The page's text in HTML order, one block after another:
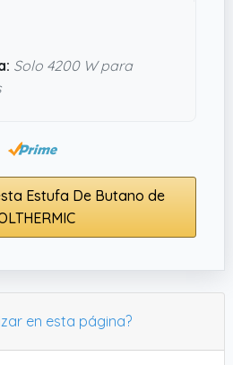
Solo 4200 W para
Estufa De Butano de
en esta página?